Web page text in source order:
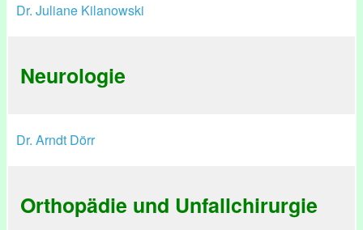
Dr. Juliane Kilanowski
Neurologie
Dr. Arndt Dörr
Orthopädie und Unfallchirurgie